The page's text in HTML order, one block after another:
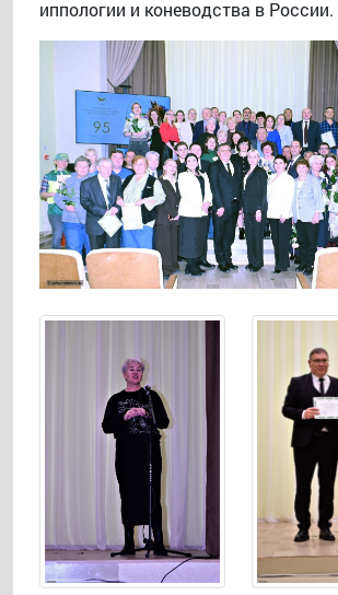
иппологии и коневодства в России.